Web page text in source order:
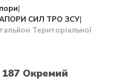
|
СИЛ ТРО ЗСУ|
Територіальної
Окремий